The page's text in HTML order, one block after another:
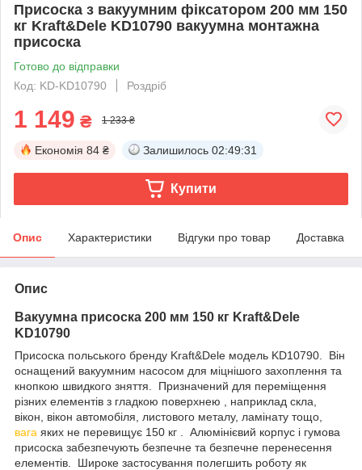
Присоска з вакуумним фіксатором 200 мм 150
кг Kraft&Dele KD10790 вакуумна монтажна
присоска
Готово до відправки
Код: KD-KD10790
Роздріб
1 149 ₴ 1 233 ₴
Економія 84 ₴ Залишилось 02:49:31
Купити
Опис Характеристики Відгуки про товар Доставка
Опис
Вакуумна присоска 200 мм 150 кг Kraft&Dele
KD10790
Присоска польського бренду Kraft&Dele модель KD10790. Він
оснащений вакуумним насосом для міцнішого захоплення та
кнопкою швидкого зняття. Призначений для переміщення
різних елементів з гладкою поверхнею , наприклад скла,
вікон, вікон автомобіля, листового металу, ламінату тощо,
вага яких не перевищує 150 кг . Алюмінієвий корпус і гумова
присоска забезпечують безпечне та безпечне перенесення
елементів. Широке застосування полегшить роботу як